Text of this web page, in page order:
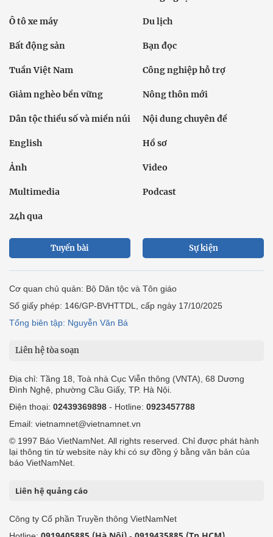
Ô tô xe máy Du lịch
Bất động sản Bạn đọc
Tuần Việt Nam Công nghiệp hỗ trợ
Giảm nghèo bền vững Nông thôn mới
Dân tộc thiểu số và miền núi Nội dung chuyên đề
English Hồ sơ
Ảnh Video
Multimedia Podcast
24h qua
Tuyến bài Sự kiện
Cơ quan chủ quản: Bộ Dân tộc và Tôn giáo
Số giấy phép: 146/GP-BVHTTDL, cấp ngày 17/10/2025
Tổng biên tập: Nguyễn Văn Bá
Liên hệ tòa soạn
Địa chỉ: Tầng 18, Toà nhà Cục Viễn thông (VNTA), 68 Dương
Đình Nghệ, phường Cầu Giấy, TP. Hà Nội.
Điện thoại: 02439369898 - Hotline: 0923457788
Email: vietnamnet@vietnamnet.vn
© 1997 Báo VietNamNet. All rights reserved. Chỉ được phát hành
lại thông tin từ website này khi có sự đồng ý bằng văn bản của
báo VietNamNet.
Liên hệ quảng cáo
Công ty Cổ phần Truyền thông VietNamNet